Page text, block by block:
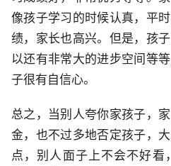
像孩子学习的时候认真，平
绩，家长也高兴。但是，孩
以还有非常大的进步空间等
子很有自信心。
总之，当别人夸你家孩子，
金，也不过多地否定孩子，
点，别人面子上不会不好看